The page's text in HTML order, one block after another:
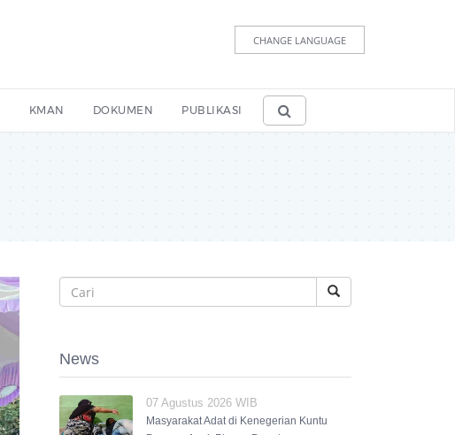
CHANGE LANGUAGE
KMAN DOKUMEN PUBLIKASI
News
07 Agustus 2026 WIB
Masyarakat Adat di Kenegerian Kuntu